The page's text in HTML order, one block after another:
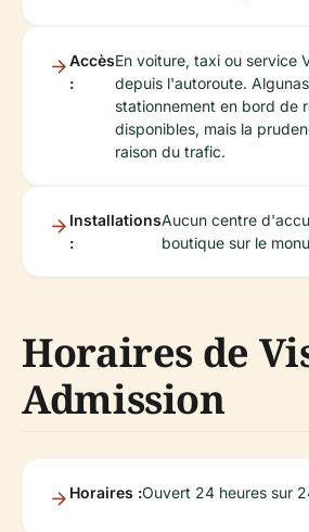
Accès
:
En voiture, taxi ou service
depuis l'autoroute.
stationnement en bord de
disponibles, mais la
raison du trafic.
Installations
:
Aucun centre
boutique sur le
Horaires de
Admission
Horaires :Ouvert 24 heures sur